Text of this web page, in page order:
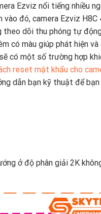
Ezviz nổi tiếng nhiều
đó, camera Ezviz H8C
theo dõi thu phóng tự
có màu giúp phát hiện và
có một số trường hợp
reset mật khẩu cho
dẫn bạn kỹ thuật để
ở độ phân giải 2K